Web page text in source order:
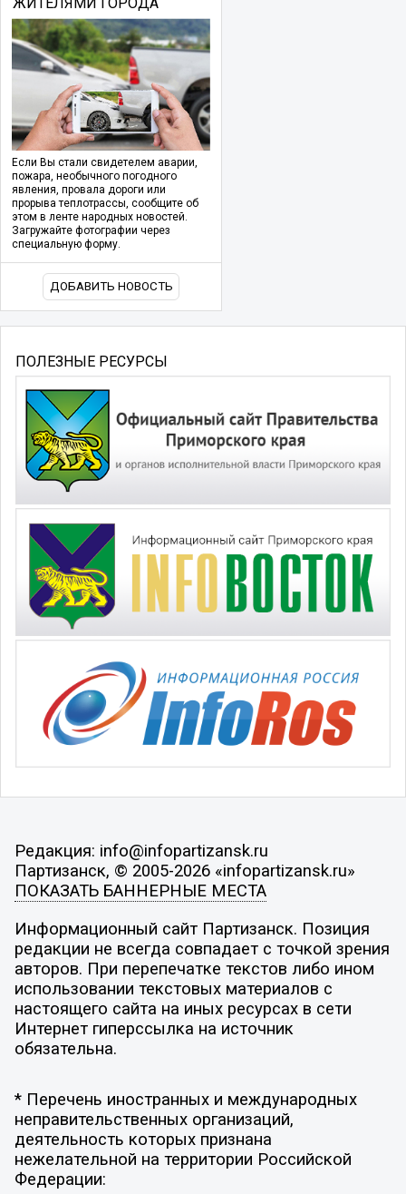
Если Вы стали свидетелем аварии,
пожара, необычного погодного
явления, провала дороги или
прорыва теплотрассы, сообщите об
этом в ленте народных новостей.
Загружайте фотографии через
специальную форму.
ДОБАВИТЬ НОВОСТЬ
ПОЛЕЗНЫЕ РЕСУРСЫ
Редакция: info@infopartizansk.ru
Партизанск, © 2005-2026 «infopartizansk.ru»
ПОКАЗАТЬ БАННЕРНЫЕ МЕСТА
Информационный сайт Партизанск. Позиция
редакции не всегда совпадает с точкой зрения
авторов. При перепечатке текстов либо ином
использовании текстовых материалов с
настоящего сайта на иных ресурсах в сети
Интернет гиперссылка на источник
обязательна.
* Перечень иностранных и международных
неправительственных организаций,
деятельность которых признана
нежелательной на территории Российской
Федерации: